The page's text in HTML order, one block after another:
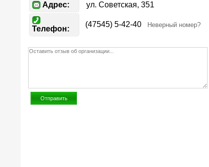
Адрес: ул. Советская, 351
Телефон:
(47545) 5-42-40 Неверный номер?